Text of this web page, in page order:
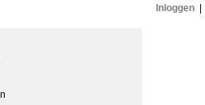
Inloggen